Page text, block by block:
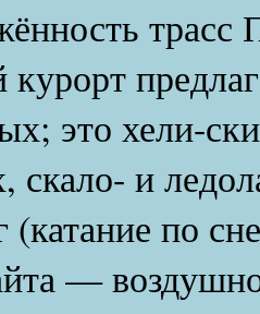
это хели-
скало- и
(катание по
—